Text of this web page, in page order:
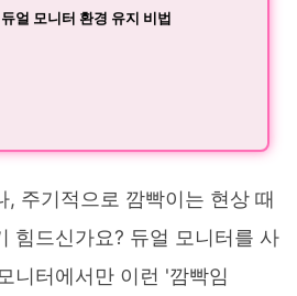
얼 모니터 환경 유지 비법
, 주기적으로 깜빡이는 현상 때
힘드신가요? 듀얼 모니터를 사
니터에서만 이런 '깜빡임